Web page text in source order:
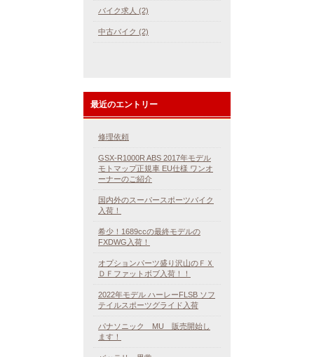
バイク求人 (2)
中古バイク (2)
最近のエントリー
修理依頼
GSX-R1000R ABS 2017年モデル
モトマップ正規車 EU仕様 ワンオ
ーナーのご紹介
国内外のスーパースポーツバイク
入荷！
希少！1689ccの最終モデルの
FXDWG入荷！
オプションパーツ盛り沢山のＦＸ
ＤＦファットボブ入荷！！
2022年モデル ハーレーFLSB ソフ
テイルスポーツグライド入荷
パナソニック MU 販売開始し
ます！